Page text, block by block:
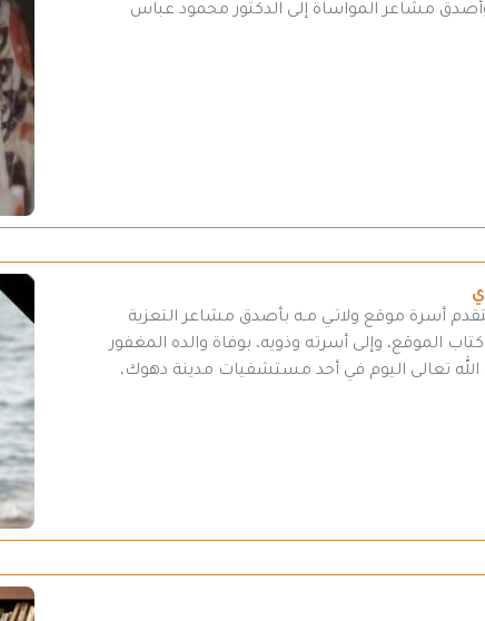
وأصدق مشاعر المواساة إلى الدكتور محمود عباس
أسرة موقع ولاتـي مـه بأصدق مشاعر التعزية
الموقع، وإلى أسرته وذويه، بوفاة والده المغفور
الله تعالى اليوم في أحد مستشفيات مدينة دهوك،